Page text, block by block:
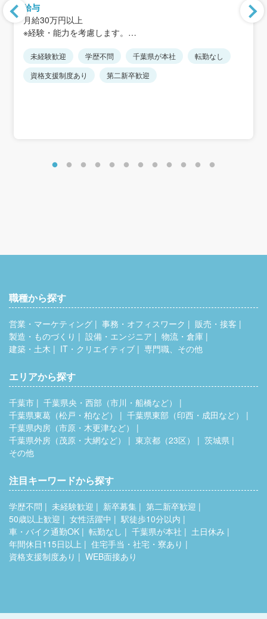
＜アクセス＞
JR「本八幡駅」から車で5分
★車・バイク通勤OK
★転勤なし
給与
月給30万円以上
※経験・能力を考慮します。
※固定残業代8万8954円/58.33時間分含
※超過分別途支給
※入社1年目の平均残業時間は月20時間未満ですが、
年収510万円／入社5年目
未経験歓迎 学歴不問 千葉県が本社
転勤なし
資格支援制度あり
第二新卒歓迎
職種から探す
営業・マーケティング 事務・オフィスワーク
販売・接客
製造・ものづくり
設備・エンジニア
物流・倉庫
建築・土木
IT・クリエイティブ 専門職、その他
エリアから探す
千葉市
千葉県央・西部（市川・船橋など）
千葉県東葛（松戸・柏など）
千葉県東部（印西・成田など）
千葉県内房（市原・木更津など）
千葉県外房（茂原・大網など）
東京都（23区）
茨城県
その他
注目キーワードから探す
学歴不問 未経験歓迎 新卒募集
第二新卒歓迎
50歳以上歓迎
女性活躍中
駅徒歩10分以内
車・バイク通勤OK
転勤なし 千葉県が本社
土日休み
年間休日115日以上
住宅手当・社宅・寮あり
資格支援制度あり
WEB面接あり